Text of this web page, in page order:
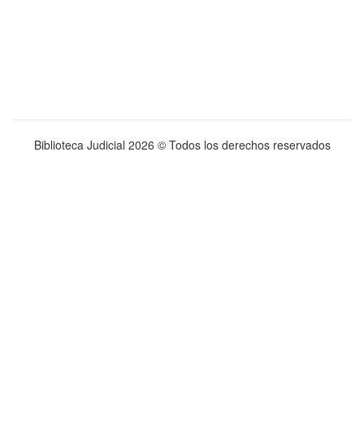
Biblioteca Judicial 2026 © Todos los derechos reservados